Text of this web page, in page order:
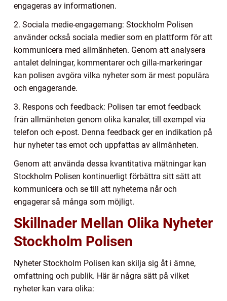
engageras av informationen.
2. Sociala medie-engagemang: Stockholm Polisen
använder också sociala medier som en plattform för att
kommunicera med allmänheten. Genom att analysera
antalet delningar, kommentarer och gilla-markeringar
kan polisen avgöra vilka nyheter som är mest populära
och engagerande.
3. Respons och feedback: Polisen tar emot feedback
från allmänheten genom olika kanaler, till exempel via
telefon och e-post. Denna feedback ger en indikation på
hur nyheter tas emot och uppfattas av allmänheten.
Genom att använda dessa kvantitativa mätningar kan
Stockholm Polisen kontinuerligt förbättra sitt sätt att
kommunicera och se till att nyheterna når och
engagerar så många som möjligt.
Skillnader Mellan Olika Nyheter
Stockholm Polisen
Nyheter Stockholm Polisen kan skilja sig åt i ämne,
omfattning och publik. Här är några sätt på vilket
nyheter kan vara olika: